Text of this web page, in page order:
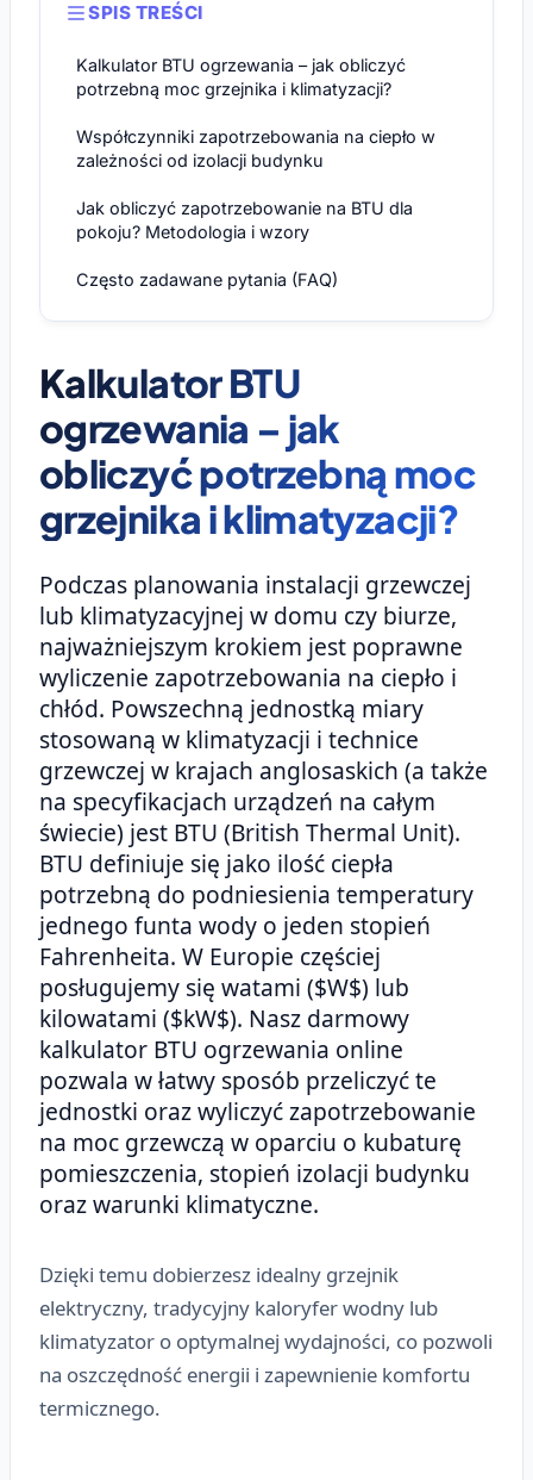
SPIS TREŚCI
Kalkulator BTU ogrzewania – jak obliczyć
potrzebną moc grzejnika i klimatyzacji?
Współczynniki zapotrzebowania na ciepło w
zależności od izolacji budynku
Jak obliczyć zapotrzebowanie na BTU dla
pokoju? Metodologia i wzory
Często zadawane pytania (FAQ)
Kalkulator BTU
ogrzewania – jak
obliczyć potrzebną moc
grzejnika i klimatyzacji?
Podczas planowania instalacji grzewczej
lub klimatyzacyjnej w domu czy biurze,
najważniejszym krokiem jest poprawne
wyliczenie zapotrzebowania na ciepło i
chłód. Powszechną jednostką miary
stosowaną w klimatyzacji i technice
grzewczej w krajach anglosaskich (a także
na specyfikacjach urządzeń na całym
świecie) jest BTU (British Thermal Unit).
BTU definiuje się jako ilość ciepła
potrzebną do podniesienia temperatury
jednego funta wody o jeden stopień
Fahrenheita. W Europie częściej
posługujemy się watami ($W$) lub
kilowatami ($kW$). Nasz darmowy
kalkulator BTU ogrzewania online
pozwala w łatwy sposób przeliczyć te
jednostki oraz wyliczyć zapotrzebowanie
na moc grzewczą w oparciu o kubaturę
pomieszczenia, stopień izolacji budynku
oraz warunki klimatyczne.
Dzięki temu dobierzesz idealny grzejnik
elektryczny, tradycyjny kaloryfer wodny lub
klimatyzator o optymalnej wydajności, co pozwoli
na oszczędność energii i zapewnienie komfortu
termicznego.